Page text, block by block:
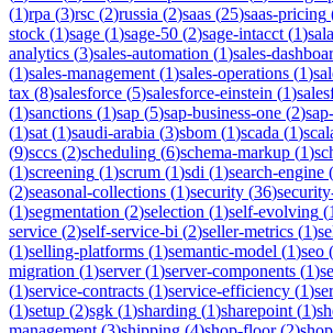
(1)rpa (3)rsc (2)russia (2)saas (25)saas-pricing
stock (1)sage (1)sage-50 (2)sage-intacct (1)
analytics (3)sales-automation (1)sales-
(1)sales-management (1)sales-operations (1)
tax (8)salesforce (5)salesforce-einstein (1)
(1)sanctions (1)sap (5)sap-business-one (2)
(1)sat (1)saudi-arabia (3)sbom (1)scada (1)
(9)sccs (2)scheduling (6)schema-markup (1)
(1)screening (1)scrum (1)sdi (1)search-engine (
(2)seasonal-collections (1)security (36)
(1)segmentation (2)selection (1)self-evolving (1
service (2)self-service-bi (2)seller-metrics (1)
(1)selling-platforms (1)semantic-model (1)seo (
migration (1)server(1)server-components (1)
(1)service-contracts (1)service-efficiency (1)
(1)setup (2)sgk (1)sharding (1)sharepoint (1)